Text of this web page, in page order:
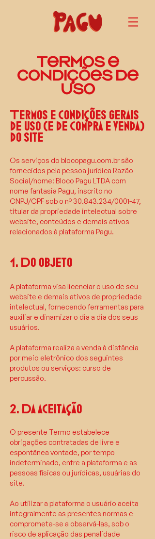
TERMOS E
CONDIÇÕES DE
USO​
Termos e condições gerais
de uso (e de compra e venda)
do site
Os serviços do blocopagu.com.br são
fornecidos pela pessoa jurídica Razão
Social/nome: Bloco Pagu LTDA com
nome fantasia Pagu, inscrito no
CNPJ/CPF sob o nº 30.843.234/0001-47,
titular da propriedade intelectual sobre
website, conteúdos e demais ativos
relacionados à plataforma Pagu.
1. Do objeto
A plataforma visa licenciar o uso de seu
website e demais ativos de propriedade
intelectual, fornecendo ferramentas para
auxiliar e dinamizar o dia a dia dos seus
usuários.
A plataforma realiza a venda à distância
por meio eletrônico dos seguintes
produtos ou serviços: curso de
percussão.
2. Da aceitação
O presente Termo estabelece
obrigações contratadas de livre e
espontânea vontade, por tempo
indeterminado, entre a plataforma e as
pessoas físicas ou jurídicas, usuárias do
site.
Ao utilizar a plataforma o usuário aceita
integralmente as presentes normas e
compromete-se a observá-las, sob o
risco de aplicação das penalidade